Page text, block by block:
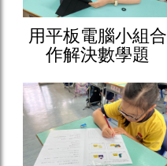
用平板電腦小組合
作解決數學題